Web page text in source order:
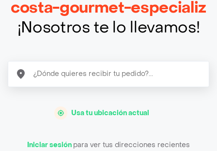
costa-gourmet-especializ
¡Nosotros te lo llevamos!
Usa tu ubicación actual
Iniciar sesión para ver tus direcciones recientes